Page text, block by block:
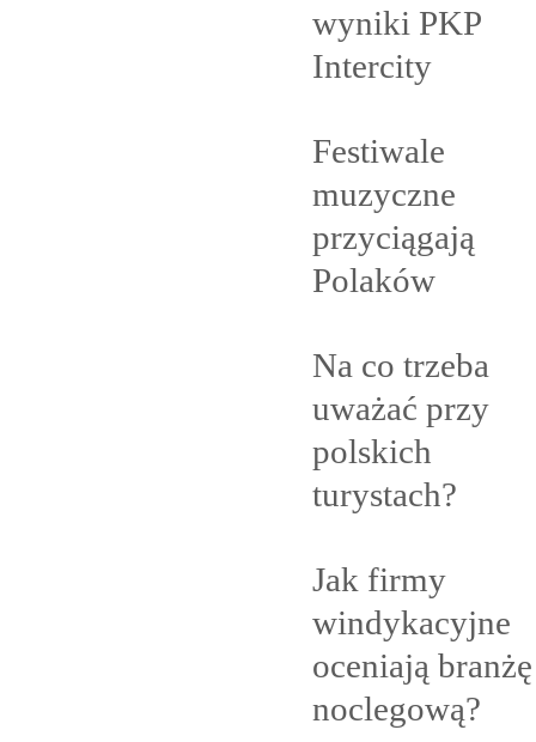
wyniki PKP
Intercity
Festiwale
muzyczne
przyciągają
Polaków
Na co trzeba
uważać przy
polskich
turystach?
Jak firmy
windykacyjne
oceniają branżę
noclegową?